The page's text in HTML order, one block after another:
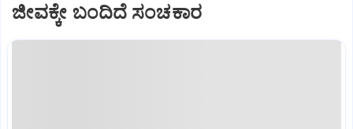
ಜೀವಕ್ಕೇ ಬಂದಿದೆ ಸಂಚಕಾರ